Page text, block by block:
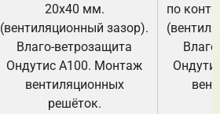
20х40 мм.
(вентиляционный зазор).
Влаго-ветрозащита
Ондутис А100. Монтаж
вентиляционных
решёток.
по